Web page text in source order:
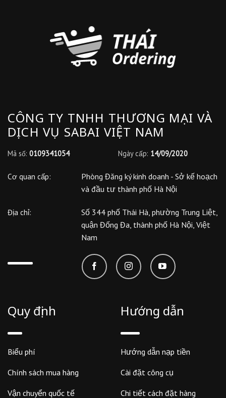
CÔNG TY TNHH THƯƠNG MẠI VÀ
DỊCH VỤ SABAI VIỆT NAM
Mã số: 0109341054 Ngày cấp: 14/09/2020
Cơ quan cấp:
Phòng Đăng ký kinh doanh - Sở kế hoạch
và đầu tư thành phố Hà Nội
Địa chỉ:
Số 344 phố Thái Hà, phường Trung Liệt,
quận Đống Đa, thành phố Hà Nội, Việt
Nam
Quy định
Biểu phí
Chính sách mua hàng
Vận chuyển quốc tế
Hướng dẫn
Hướng dẫn nạp tiền
Cài đặt công cụ
Chi tiết cách đặt hàng